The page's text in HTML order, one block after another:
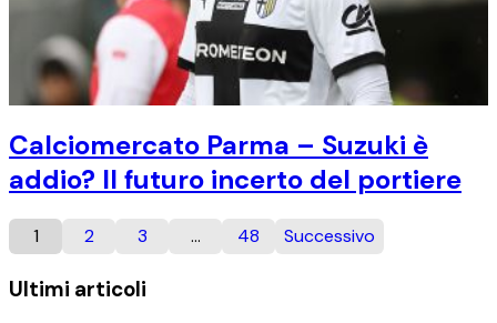
Calciomercato Parma – Suzuki è
addio? Il futuro incerto del portiere
1 2 3 … 48 Successivo
Ultimi articoli